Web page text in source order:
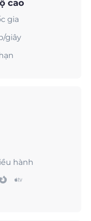
cao
gia
giây
hành